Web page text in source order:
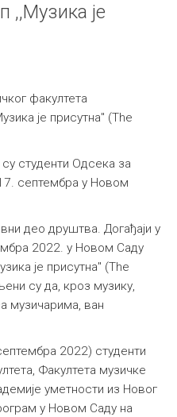
,,Музика је
факултета
је присутна" (Тhe
студенти Одсека за
септембра у Новом
део друштва. Догађаји у
2022. у Новом Саду
је присутна" (Тhe
су да, кроз музику,
музичарима, ван
2022) студенти
Факултета музичке
уметности из Новог
у Новом Саду на